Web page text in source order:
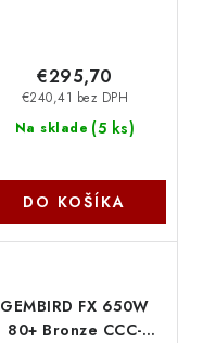
Na sklade (5 ks)
€240,41 bez DPH
€295,70
DO KOŠÍKA
GEMBIRD FX 650W
80+ Bronze CCC-